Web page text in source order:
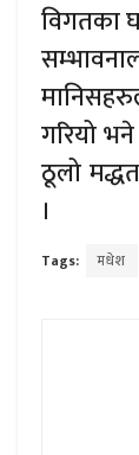
विगतका
गरियो
ठूलो
।
Tags: मधेश